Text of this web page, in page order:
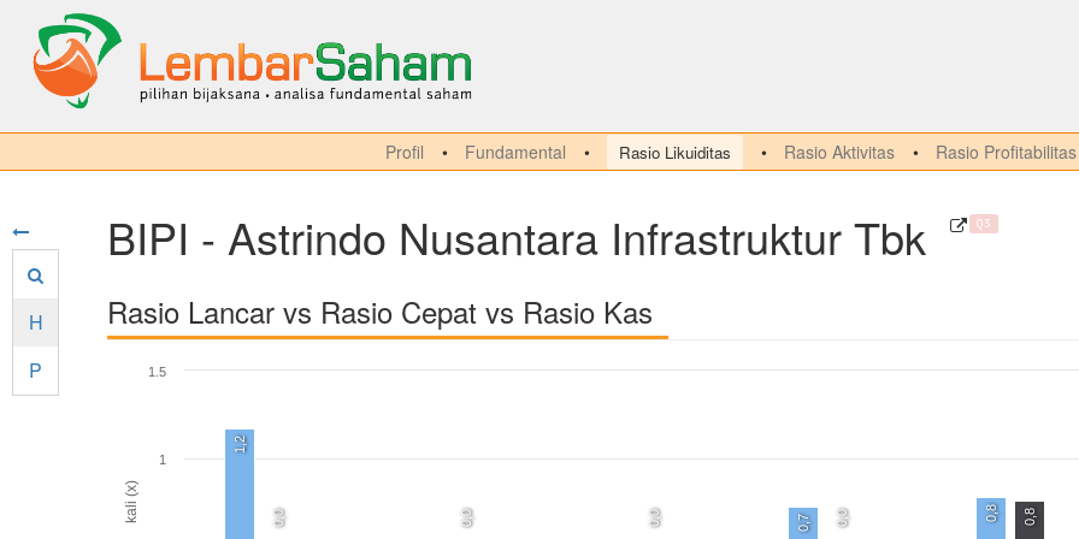
Profil Fundamental Rasio Likuiditas Rasio Aktivitas Rasio Profitabilitas
H
P
BIPI - Astrindo Nusantara Infrastruktur Tbk Q3
Rasio Lancar vs Rasio Cepat vs Rasio Kas
kali (x)
1,2
0,7
0,8
0,0 0,0 0,0 0,0 0,8
1
1.5